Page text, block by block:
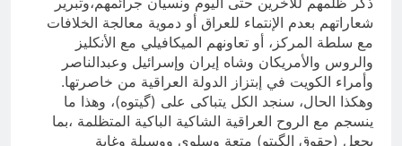
شعاراتهم بعدم الإنتماء للعراق أو دموية معالجة الخلافات
مع سلطة المركز، أو تعاونهم الميكافيلي مع الأنكليز
والروس والأمريكان وشاه إيران وإسرائيل وعبدالناصر
وأمراء الكويت في إبتزاز الدولة العراقية من خاصرتها.
وهكذا الحال، سنجد الكل يتباكى على (گيتوه)، وهذا ما
ينسجم مع الروح العراقية الشاكية الباكية المتظلمة ،بما
يجعل (حقوق الگيتو) متعة وسلوى ووسيلة وغاية